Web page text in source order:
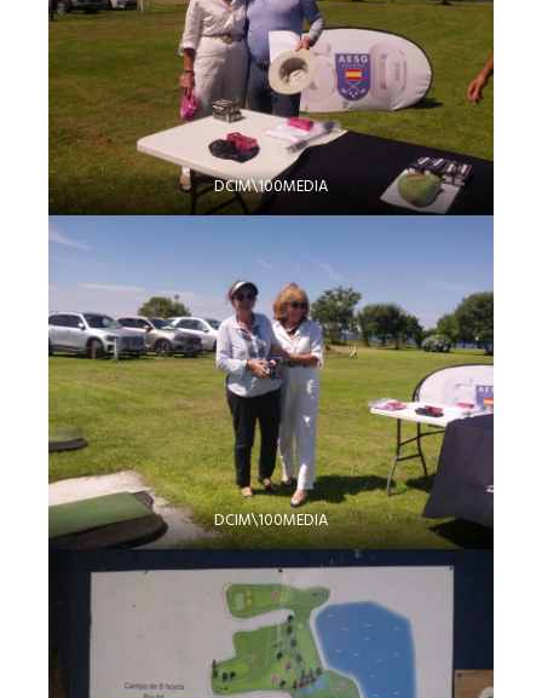
DCIM\100MEDIA
DCIM\100MEDIA